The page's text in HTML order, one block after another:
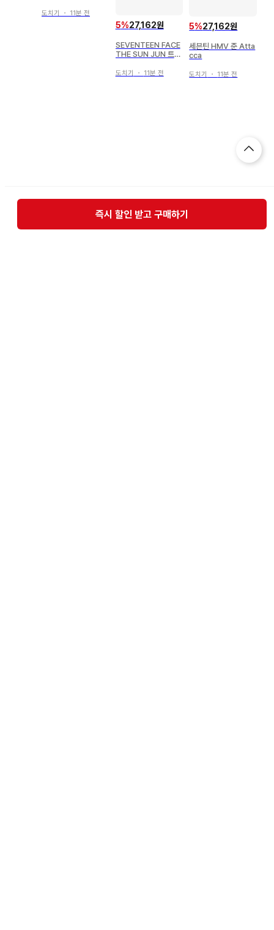
93
도치기 ・ 11분 전
5%27,162원
SEVENTEEN FACE
THE SUN JUN 트레
도치기 ・ 11분 전
5%27,162원
세븐틴 HMV 준 Atta
cca
도치기 ・ 11분 전
즉시 할인 받고 구매하기